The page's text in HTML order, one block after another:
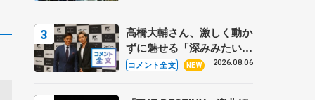
高橋大輔さん、激しく動か
ずに魅せる「深みみたいな
ものは出てきている？」
コメント全文 NEW 2026.08.06